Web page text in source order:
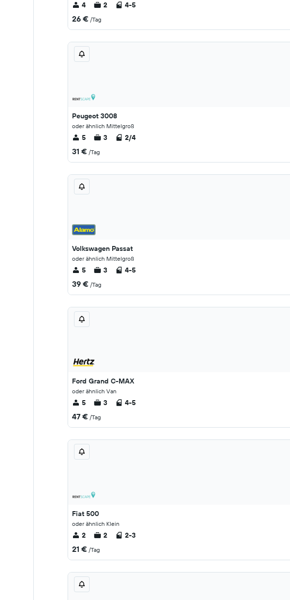
4 2 4-5
26 € /Tag
Peugeot 3008
oder ähnlich Mittelgroß
5 3 2/4
31 € /Tag
Volkswagen Passat
oder ähnlich Mittelgroß
5 3 4-5
39 € /Tag
Ford Grand C-MAX
oder ähnlich Van
5 3 4-5
47 € /Tag
Fiat 500
oder ähnlich Klein
2 2 2-3
21 € /Tag